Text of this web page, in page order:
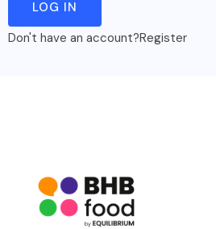
Don't have an account?Register